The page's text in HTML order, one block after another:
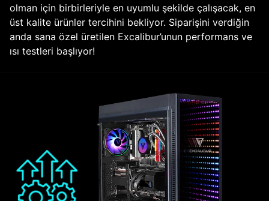
olman için birbirleriyle en uyumlu şekilde çalışacak, en
üst kalite ürünler tercihini bekliyor. Siparişini verdiğin
anda sana özel üretilen Excalibur’unun performans ve
ısı testleri başlıyor!